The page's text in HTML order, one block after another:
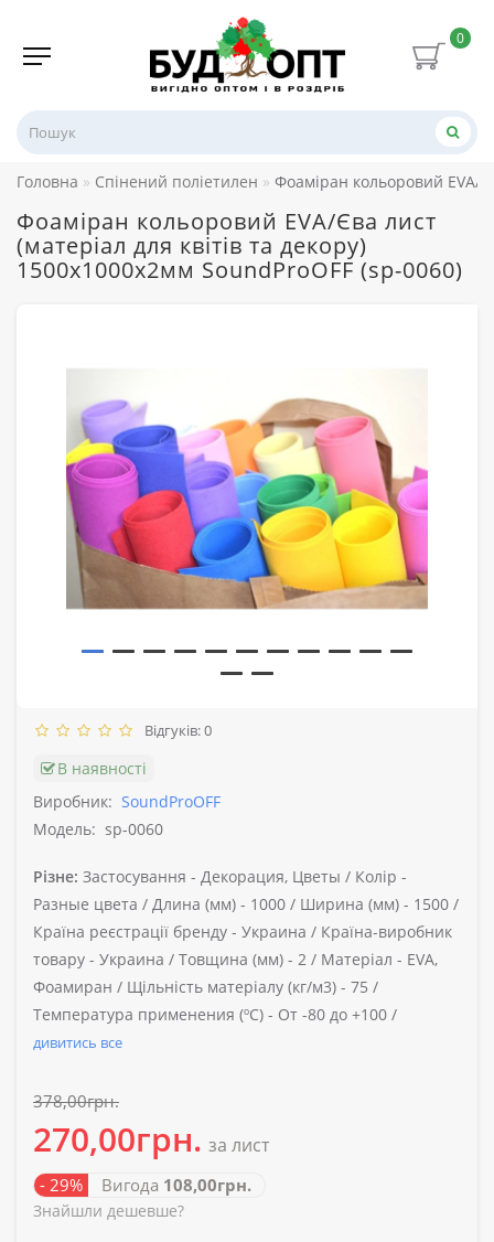
0
Головна Спінений поліетилен Фоаміран кольоровий EVA/
Фоаміран кольоровий EVA/Єва лист
(матеріал для квітів та декору)
1500x1000x2мм SoundProOFF (sp-0060)
Відгуків: 0
В наявності
Виробник: SoundProOFF
Модель: sp-0060
Різне: Застосування - Декорация, Цветы / Колір -
Разные цвета / Длина (мм) - 1000 / Ширина (мм) - 1500 /
Країна реєстрації бренду - Украина / Країна-виробник
товару - Украина / Товщина (мм) - 2 / Матеріал - EVA,
Фоамиран / Щільність матеріалу (кг/м3) - 75 /
Температура применения (ºС) - От -80 до +100 /
дивитись все
378,00грн.
270,00грн. за лист
- 29% Вигода 108,00грн.
Знайшли дешевше?